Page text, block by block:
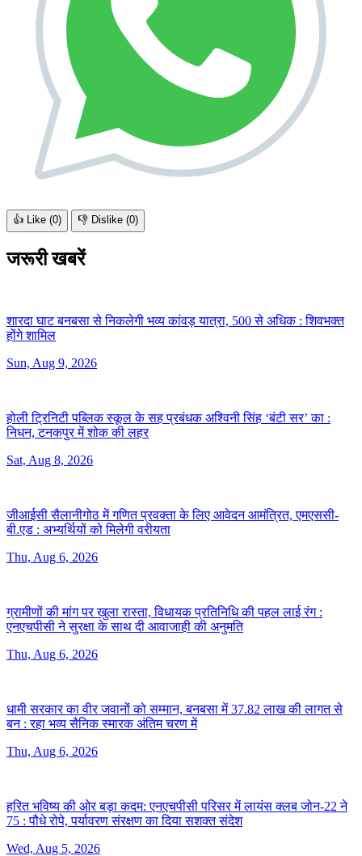
👍 Like (0) 👎 Dislike (0)
जरूरी खबरें
शारदा घाट बनबसा से निकलेगी भव्य कांवड़ यात्रा, 500 से अधिक :शिवभक्त
होंगे शामिल
Sun, Aug 9, 2026
होली ट्रिनिटी पब्लिक स्कूल के सह प्रबंधक अश्विनी सिंह ‘बंटी सर’ का :
निधन, टनकपुर में शोक की लहर
Sat, Aug 8, 2026
जीआईसी सैलानीगोठ में गणित प्रवक्ता के लिए आवेदन आमंत्रित, एमएससी-
बी.एड : अभ्यर्थियों को मिलेगी वरीयता
Thu, Aug 6, 2026
ग्रामीणों की मांग पर खुला रास्ता, विधायक प्रतिनिधि की पहल लाई रंग :
एनएचपीसी ने सुरक्षा के साथ दी आवाजाही की अनुमति
Thu, Aug 6, 2026
धामी सरकार का वीर जवानों को सम्मान, बनबसा में 37.82 लाख की लागत से
बन :रहा भव्य सैनिक स्मारक अंतिम चरण में
Thu, Aug 6, 2026
हरित भविष्य की ओर बड़ा कदम: एनएचपीसी परिसर में लायंस क्लब जोन-22 ने
75 :पौधे रोपे, पर्यावरण संरक्षण का दिया सशक्त संदेश
Wed, Aug 5, 2026